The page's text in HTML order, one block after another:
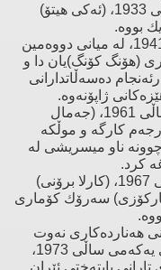
- ڕۆژی 23ی كانونی یەكەمی ساڵی 1933، (ئەكی هیتۆ)
بووە.
- ڕۆژی 23ی كانونی یەكەمی ساڵی 1941، لە میانی دووەمین
(هۆنگ كۆنگ)یان دا ‌و
دەسەڵاتدارانی
ژاپۆنەوە.
- ڕۆژی 23ی كانونی یەكەمی ساڵی 1961، (جەمال
كارگە ‌و موڵكە
چوونە ناو میسریشی لە
كرد.
- ڕۆژی 23ی كانونی یەكەمی ساڵی 1967، (كارلا برۆنی)
ساركۆزی) سەرۆك كۆماری
هەناردەكاری نەوت
ناسراو بە (ئۆپیك)، ڕۆژی 23ی كانونی یەكەمی ساڵی 1973،
پایتەختی ئێران